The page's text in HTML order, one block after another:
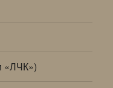
«ЛЧК»)